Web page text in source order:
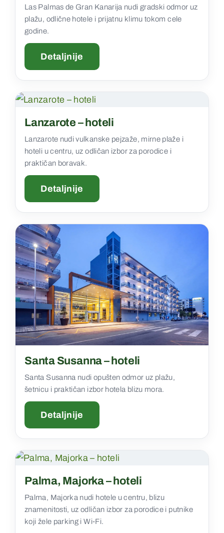
Las Palmas de Gran Kanarija nudi gradski odmor uz
plažu, odlične hotele i prijatnu klimu tokom cele
godine.
Detaljnije
Lanzarote – hoteli
Lanzarote nudi vulkanske pejzaže, mirne plaže i
hoteli u centru, uz odličan izbor za porodice i
praktičan boravak.
Detaljnije
Santa Susanna – hoteli
Santa Susanna nudi opušten odmor uz plažu,
šetnicu i praktičan izbor hotela blizu mora.
Detaljnije
Palma, Majorka – hoteli
Palma, Majorka nudi hotele u centru, blizu
znamenitosti, uz odličan izbor za porodice i putnike
koji žele parking i Wi‑Fi.